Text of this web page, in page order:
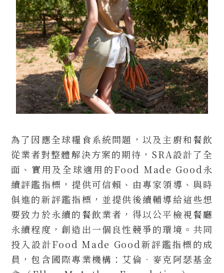
為了因應全球糧食系統問題，以及主廚和餐飲
從業者對整體解決方案的期待，SRA設計了全
面、實用及全球適用的Food Made Good永
續評鑑指標，提供可信賴、由專家領導、與時
俱進的新評鑑指標，並提供後續輔導給這些想
要致力於永續的餐飲業者，得以公平檢視餐廳
永續程度，創造出一個良性競爭的環境。共同
投入設計Food Made Good新評鑑指標的成
員，包含國際專業機構：艾倫•麥克阿瑟基金